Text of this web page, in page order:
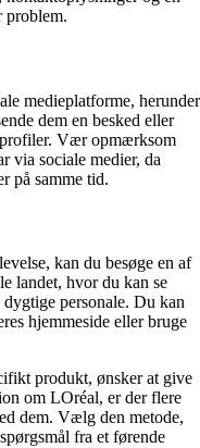
problem.
medieplatforme, herunder
dem en besked eller
Vær opmærksom
via sociale medier, da
på samme tid.
kan du besøge en af
landet, hvor du kan se
personale. Du kan
hjemmeside eller bruge
produkt, ønsker at give
om LOréal, er der flere
dem. Vælg den metode,
fra et førende